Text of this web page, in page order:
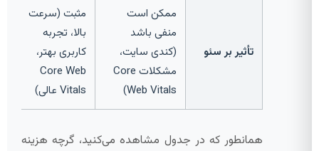
تأثیر بر سئو
ممکن است
منفی باشد
(کندی سایت،
مشکلات Core
Web Vitals)
مثبت (سرعت
بالا، تجربه
کاربری بهتر،
Core Web
Vitals عالی)
همانطور که در جدول مشاهده می‌کنید، گرچه هزینه